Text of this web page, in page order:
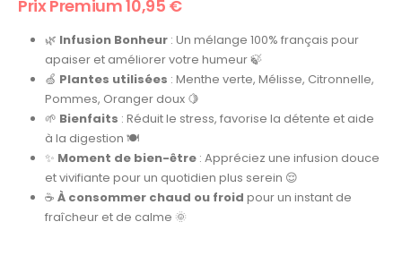
Prix Premium10,95 €
🌿 Infusion Bonheur: Un mélange 100% français pour
apaiser et améliorer votre humeur 🍃
🍏 Plantes utilisées : Menthe verte, Mélisse, Citronnelle,
Pommes, Oranger doux 🍋
🌱 Bienfaits : Réduit le stress, favorise la détente et aide
à la digestion 🍽️
✨ Moment de bien-être: Appréciez une infusion douce
et vivifiante pour un quotidien plus serein 😌
☕ À consommer chaud ou froid pour un instant de
fraîcheur et de calme 🌞